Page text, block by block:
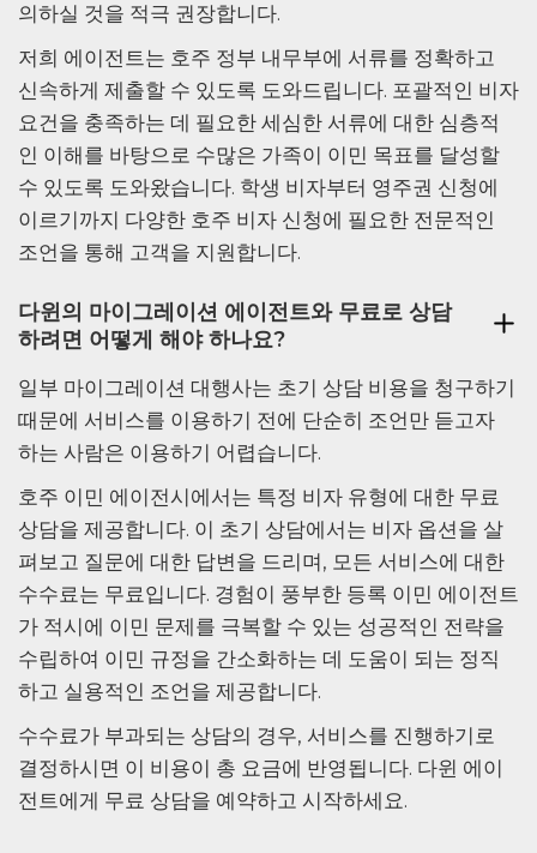
의하실 것을 적극 권장합니다.
저희 에이전트는 호주 정부 내무부에 서류를 정확하고
신속하게 제출할 수 있도록 도와드립니다. 포괄적인 비자
요건을 충족하는 데 필요한 세심한 서류에 대한 심층적
인 이해를 바탕으로 수많은 가족이 이민 목표를 달성할
수 있도록 도와왔습니다. 학생 비자부터 영주권 신청에
이르기까지 다양한 호주 비자 신청에 필요한 전문적인
조언을 통해 고객을 지원합니다.
다윈의 마이그레이션 에이전트와 무료로 상담
하려면 어떻게 해야 하나요?
일부 마이그레이션 대행사는 초기 상담 비용을 청구하기
때문에 서비스를 이용하기 전에 단순히 조언만 듣고자
하는 사람은 이용하기 어렵습니다.
호주 이민 에이전시에서는 특정 비자 유형에 대한 무료
상담을 제공합니다. 이 초기 상담에서는 비자 옵션을 살
펴보고 질문에 대한 답변을 드리며, 모든 서비스에 대한
수수료는 무료입니다. 경험이 풍부한 등록 이민 에이전트
가 적시에 이민 문제를 극복할 수 있는 성공적인 전략을
수립하여 이민 규정을 간소화하는 데 도움이 되는 정직
하고 실용적인 조언을 제공합니다.
수수료가 부과되는 상담의 경우, 서비스를 진행하기로
결정하시면 이 비용이 총 요금에 반영됩니다. 다윈 에이
전트에게 무료 상담을 예약하고 시작하세요.